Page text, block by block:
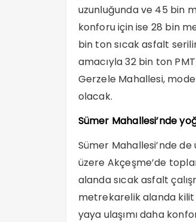
uzunluğunda ve 45 bin
konforu için ise 28 bin
bin ton sıcak asfalt
amacıyla 32 bin ton
Gerzele Mahallesi,
olacak.
Sümer Mahallesi’nde
Sümer Mahallesi’nde
üzere Akçeşme’de
alanda sıcak asfalt
metrekarelik alanda
yaya ulaşımı daha